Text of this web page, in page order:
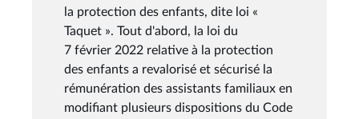
la protection des enfants, dite loi «
Taquet ». Tout d'abord, la loi du
7 février 2022 relative à la protection
des enfants a revalorisé et sécurisé la
rémunération des assistants familiaux en
modifiant plusieurs dispositions du Code